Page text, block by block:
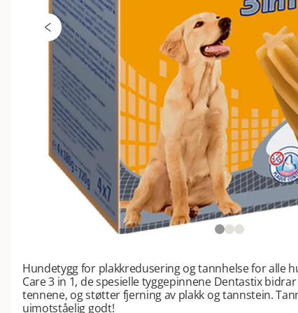
Hundetygg for plakkredusering og tannhelse for alle
Care 3 in 1, de spesielle tyggepinnene Dentastix
tennene, og støtter fjerning av plakk og tannstein.
uimotståelig godt!